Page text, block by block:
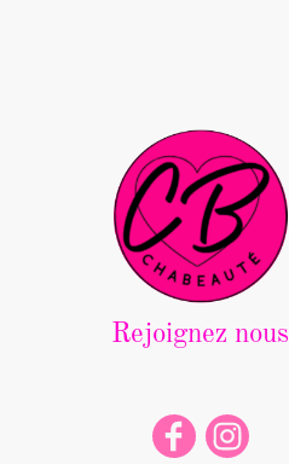
Rejoignez nous